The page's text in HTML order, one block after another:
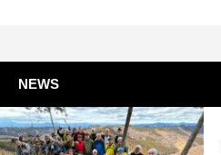
NEWS